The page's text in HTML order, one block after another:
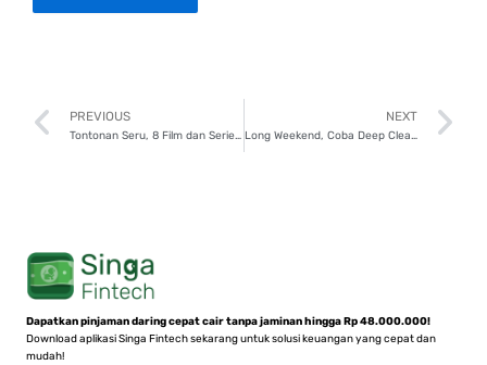
Prev
PREVIOUS NEXT
Dapatkan pinjaman daring cepat cair tanpa jaminan hingga Rp 48.000.000!
Download aplikasi Singa Fintech sekarang untuk solusi keuangan yang cepat dan
mudah!